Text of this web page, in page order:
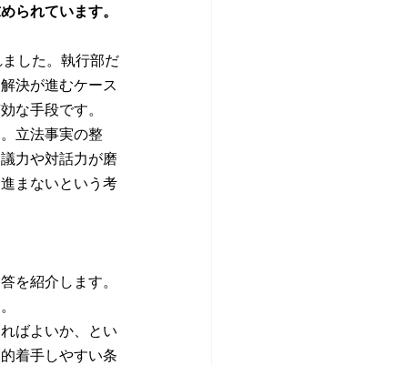
られています。
した。執行部だ
決が進むケース
な手段です。
立法事実の整
力や対話力が磨
まないという考
を紹介します。
ばよいか、とい
着手しやすい条